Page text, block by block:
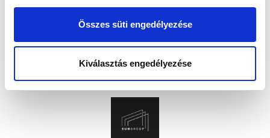
Összes süti engedélyezése
Kiválasztás engedélyezése